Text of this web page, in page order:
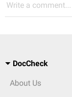
Write a comment...
DocCheck
About Us